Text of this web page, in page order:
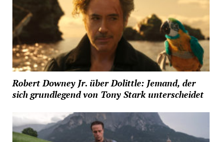
Robert Downey Jr. über Dolittle: Jemand, der
sich grundlegend von Tony Stark unterscheidet